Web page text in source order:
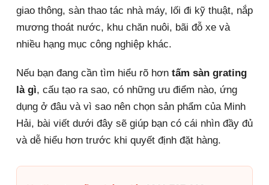
giao thông, sàn thao tác nhà máy, lối đi kỹ thuật, nắp
mương thoát nước, khu chăn nuôi, bãi đỗ xe và
nhiều hạng mục công nghiệp khác.
Nếu bạn đang cần tìm hiểu rõ hơn tấm sàn grating
là gì, cấu tạo ra sao, có những ưu điểm nào, ứng
dụng ở đâu và vì sao nên chọn sản phẩm của Minh
Hải, bài viết dưới đây sẽ giúp bạn có cái nhìn đầy đủ
và dễ hiểu hơn trước khi quyết định đặt hàng.